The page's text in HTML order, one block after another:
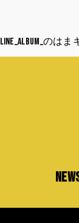
LINE_ALBUM_のは